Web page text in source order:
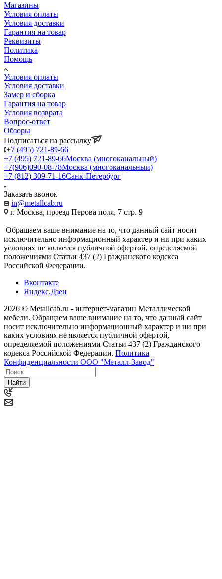
Магазины
Условия оплаты
Условия доставки
Гарантия на товар
Реквизиты
Политика
Помощь
Условия оплаты
Условия доставки
Замер и сборка
Гарантия на товар
Условия возврата
Вопрос-ответ
Обзоры
Подписаться на рассылку
+7 (495) 721-89-66
+7 (495) 721-89-66Москва (многоканальный)
+7(906)090-08-78Москва (многоканальный)
+7 (812) 309-71-16Санк-Петербург
Заказать звонок
in@metallcab.ru
г. Москва, проезд Перова поля, 7 стр. 9
Обращаем ваше внимание на то, что данный сайт носит
исключительно информационный характер и ни при каких
условиях не является публичной офертой, определяемой
положениями Статьи 437 (2) Гражданского кодекса
Российской Федерации.
Вконтакте
Яндекс.Дзен
2026 © Metallcab.ru - интернет-магазин Металлической
мебели. Обращаем ваше внимание на то, что данный сайт
носит исключительно информационный характер и ни при
каких условиях не является публичной офертой,
определяемой положениями Статьи 437 (2) Гражданского
кодекса Российской Федерации. Политика
Конфиденциальности ООО "Металл-Завод"
Найти